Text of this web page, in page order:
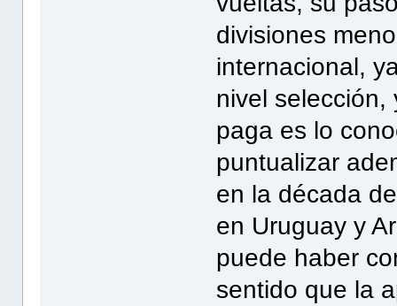
divisiones
internacional,
nivel
paga es lo
puntualizar
en la década
en Uruguay y
puede haber
sentido que la